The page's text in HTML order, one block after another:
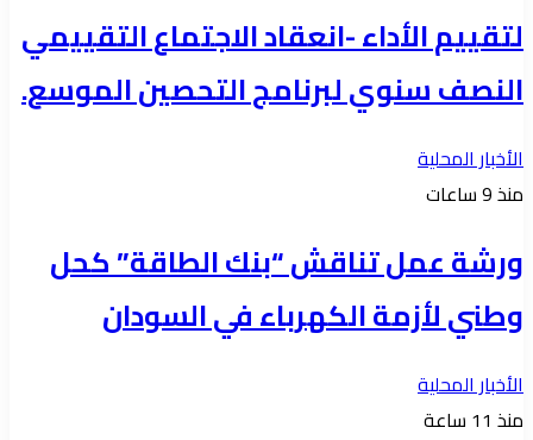
لتقييم الأداء -انعقاد الاجتماع التقييمي
النصف سنوي لبرنامج التحصين الموسع.
الأخبار المحلية
منذ 9 ساعات
ورشة عمل تناقش “بنك الطاقة” كحل
وطني لأزمة الكهرباء في السودان
الأخبار المحلية
منذ 11 ساعة